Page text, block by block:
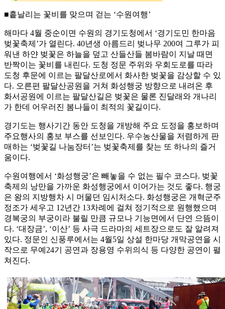
■흩날리는 꽃비를 맞으며 걷는 ‘수원여행’
해마다 4월 중순이면 수원의 경기도청에서 ‘경기도민 한마음
벚꽃축제’가 열린다. 40년생 아름드리 벚나무 200여 그루가 피
워낸 하얀 벚꽃은 하늘을 덮고 산들산들 봄바람이 지날 때면
반짝이는 꽃비를 내린다. 도청 정문 주위와 우회도로를 따라
도청 후문에 이르는 팔달산로에서 화사한 벚꽃을 감상할 수 있
다. 오른편 팔달산공원을 거쳐 화성행궁 방향으로 내려온 후
화서공원에 이르는 팔달산길은 벚꽃은 물론 진달래와 개나리
가 한데 어우러진 봄나들이 최적의 꽃길이다.
경기도는 행사기간 동안 도청을 개방해 주요 도정을 홍보하며
주요행사의 홍보 부스를 선보인다. 우수농산물을 저렴하게 판
매하는 ‘벚꽃길 나눔장터’는 벚꽃축제를 찾는 또 하나의 즐거
움이다.
수원여행에서 ‘화성행궁’은 빼놓을 수 없는 필수 코스다. 벚꽃
축제의 낭만을 가까운 화성행궁에서 이어가는 것도 좋다. 행궁
은 왕의 지방행차 시 머물던 임시처소다. 화성행궁은 개혁군주
정조가 세우고 12년간 13차례에 걸쳐 정기적으로 원행했으며
경복궁의 부궁이라 불릴 만큼 규모나 기능면에서 단연 으뜸이
다. ‘대장금’, ‘이산’ 등 사극 드라마의 세트장으로도 잘 알려져
있다. 정문인 신풍루에서는 4월5일 상설 한마당 개막공연을 시
작으로 무예24기 공연과 장용영 수위의식 등 다양한 공연이 펼
쳐진다.